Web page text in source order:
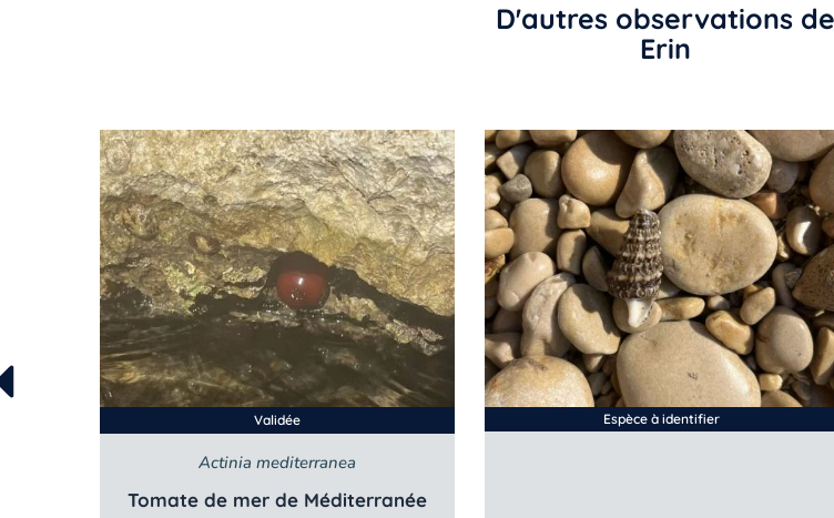
D'autres observations de
Erin
Validée
Actinia mediterranea
Tomate de mer de Méditerranée
Espèce à identifier